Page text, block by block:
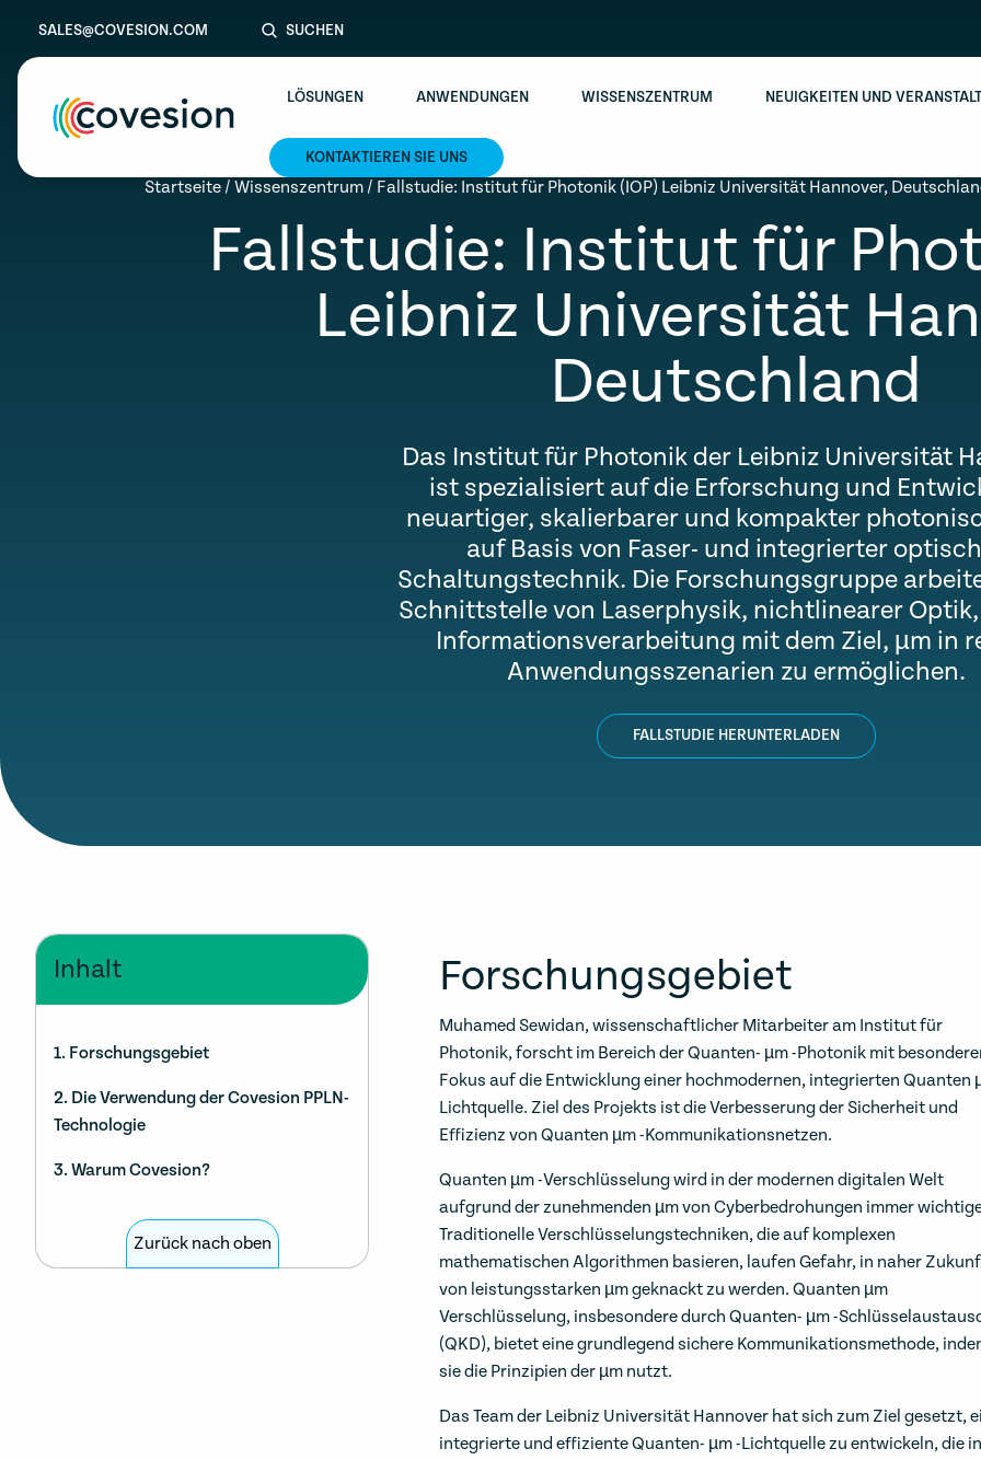
SALES@COVESION.COM SUCHEN
LÖSUNGEN ANWENDUNGEN WISSENSZENTRUM NEUIGKEITEN UND
KONTAKTIEREN SIE UNS
Startseite / Wissenszentrum / Fallstudie: Institut für Photonik (IOP) Leibniz Universität Hannover,
Fallstudie: Institut für
Leibniz Universität
Deutschland
Das Institut für Photonik der Leibniz Universität
ist spezialisiert auf die Erforschung und
neuartiger, skalierbarer und kompakter
auf Basis von Faser- und integrierter
Schaltungstechnik. Die Forschungsgruppe
Schnittstelle von Laserphysik, nichtlinearer
Informationsverarbeitung mit dem Ziel, µm in
Anwendungsszenarien zu ermöglichen.
FALLSTUDIE HERUNTERLADEN
Forschungsgebiet
Muhamed Sewidan, wissenschaftlicher Mitarbeiter am Institut für
Photonik, forscht im Bereich der Quanten- µm -Photonik mit
Fokus auf die Entwicklung einer hochmodernen, integrierten Quanten
Lichtquelle. Ziel des Projekts ist die Verbesserung der Sicherheit und
Effizienz von Quanten µm -Kommunikationsnetzen.
Quanten µm -Verschlüsselung wird in der modernen digitalen Welt
aufgrund der zunehmenden µm von Cyberbedrohungen immer
Traditionelle Verschlüsselungstechniken, die auf komplexen
mathematischen Algorithmen basieren, laufen Gefahr, in naher
von leistungsstarken µm geknackt zu werden. Quanten µm
Verschlüsselung, insbesondere durch Quanten- µm -
(QKD), bietet eine grundlegend sichere Kommunikationsmethode,
sie die Prinzipien der µm nutzt.
Das Team der Leibniz Universität Hannover hat sich zum Ziel gesetzt,
integrierte und effiziente Quanten- µm -Lichtquelle zu entwickeln, die in
Inhalt
1. Forschungsgebiet
2. Die Verwendung der Covesion PPLN-
Technologie
3. Warum Covesion?
Zurück nach oben